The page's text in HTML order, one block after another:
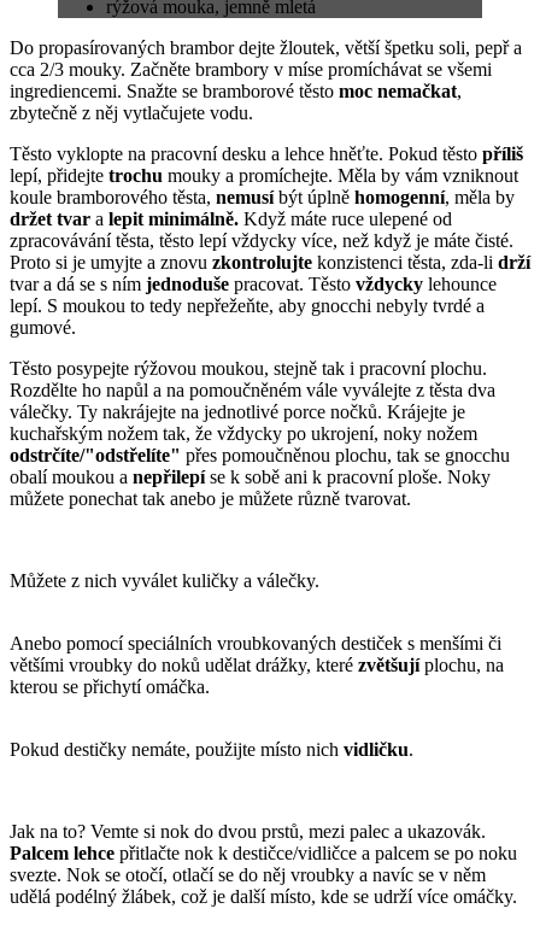
rýžová mouka, jemně mletá
Do propasírovaných brambor dejte žloutek, větší špetku soli, pepř a
cca 2/3 mouky. Začněte brambory v míse promíchávat se všemi
ingrediencemi. Snažte se bramborové těsto moc nemačkat,
zbytečně z něj vytlačujete vodu.
Těsto vyklopte na pracovní desku a lehce hněťte. Pokud těsto příliš
lepí, přidejte trochu mouky a promíchejte. Měla by vám vzniknout
koule bramborového těsta, nemusíbýt úplně homogenní, měla by
držet tvar a lepit minimálně. Když máte ruce ulepené od
zpracovávání těsta, těsto lepí vždycky více, než když je máte čisté.
Proto si je umyjte a znovu zkontrolujte konzistenci těsta, zda-li drží
tvar a dá se s ním jednoduše pracovat. Těsto vždycky lehounce
lepí. S moukou to tedy nepřežeňte, aby gnocchi nebyly tvrdé a
gumové.
Těsto posypejte rýžovou moukou, stejně tak i pracovní plochu.
Rozdělte ho napůl a na pomoučněném vále vyválejte z těsta dva
válečky. Ty nakrájejte na jednotlivé porce nočků. Krájejte je
kuchařským nožem tak, že vždycky po ukrojení, noky nožem
odstrčíte/"odstřelíte" přes pomoučněnou plochu, tak se gnocchu
obalí moukou a nepřilepíse k sobě ani k pracovní ploše. Noky
můžete ponechat tak anebo je můžete různě tvarovat.
Můžete z nich vyválet kuličky a válečky.
Anebo pomocí speciálních vroubkovaných destiček s menšími či
většími vroubky do noků udělat drážky, které zvětšujíplochu, na
kterou se přichytí omáčka.
Pokud destičky nemáte, použijte místo nich vidličku.
Jak na to? Vemte si nok do dvou prstů, mezi palec a ukazovák.
Palcem lehce přitlačte nok k destičce/vidličce a palcem se po noku
svezte. Nok se otočí, otlačí se do něj vroubky a navíc se v něm
udělá podélný žlábek, což je další místo, kde se udrží více omáčky.